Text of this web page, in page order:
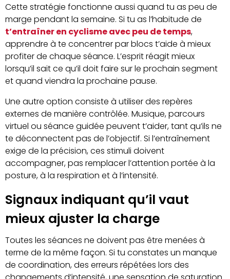
Cette stratégie fonctionne aussi quand tu as peu de
marge pendant la semaine. Si tu as l’habitude de
t’entraîner en cyclisme avec peu de temps,
apprendre à te concentrer par blocs t’aide à mieux
profiter de chaque séance. L’esprit réagit mieux
lorsqu’il sait ce qu’il doit faire sur le prochain segment
et quand viendra la prochaine pause.
Une autre option consiste à utiliser des repères
externes de manière contrôlée. Musique, parcours
virtuel ou séance guidée peuvent t’aider, tant qu’ils ne
te déconnectent pas de l’objectif. Si l’entraînement
exige de la précision, ces stimuli doivent
accompagner, pas remplacer l’attention portée à la
posture, à la respiration et à l’intensité.
Signaux indiquant qu’il vaut
mieux ajuster la charge
Toutes les séances ne doivent pas être menées à
terme de la même façon. Si tu constates un manque
de coordination, des erreurs répétées lors des